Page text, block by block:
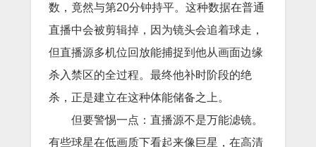
数，竟然与第20分钟持平。这种数据在普通
直播中会被剪辑掉，因为镜头会追着球走，
但直播源多机位回放能捕捉到他从画面边缘
杀入禁区的全过程。最终他补时阶段的绝
杀，正是建立在这种体能储备之上。
但要警惕一点：直播源不是万能滤镜。
有些球星在低画质下看起来像巨星，在高清